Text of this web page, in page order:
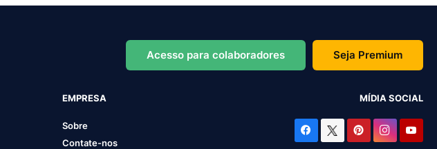
Acesso para colaboradores Seja Premium
EMPRESA
Sobre
Contate-nos
MÍDIA SOCIAL